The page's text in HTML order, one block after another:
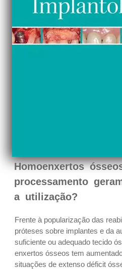
Homoenxertos
processamento
a utilização?
Frente à popularização das
próteses sobre implantes e da
suficiente ou adequado tecido
enxertos ósseos tem
situações de extenso déficit